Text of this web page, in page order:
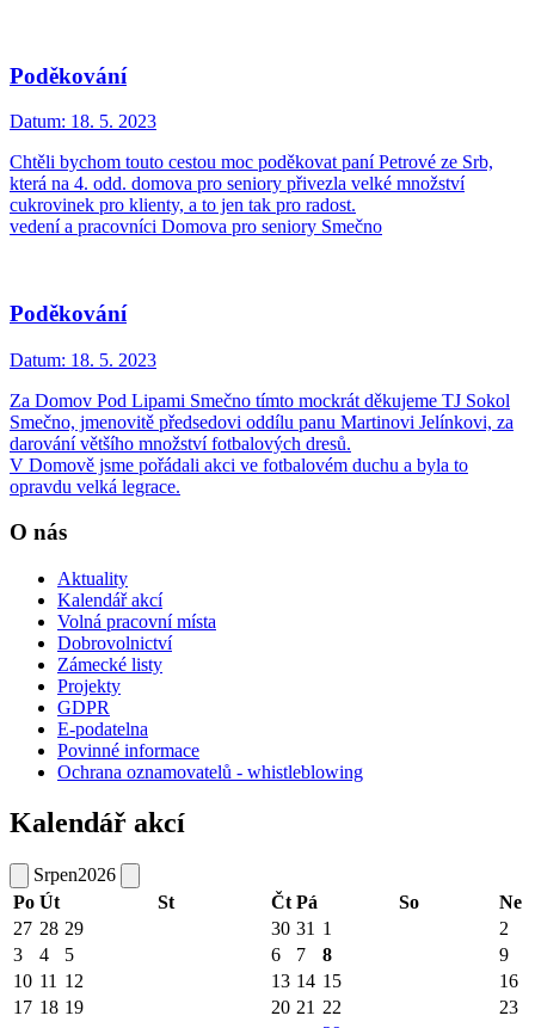
Poděkování
Datum: 18. 5. 2023
Chtěli bychom touto cestou moc poděkovat paní Petrové ze Srb,
která na 4. odd. domova pro seniory přivezla velké množství
cukrovinek pro klienty, a to jen tak pro radost.
vedení a pracovníci Domova pro seniory Smečno
Poděkování
Datum: 18. 5. 2023
Za Domov Pod Lipami Smečno tímto mockrát děkujeme TJ Sokol
Smečno, jmenovitě předsedovi oddílu panu Martinovi Jelínkovi, za
darování většího množství fotbalových dresů.
V Domově jsme pořádali akci ve fotbalovém duchu a byla to
opravdu velká legrace.
O nás
Aktuality
Kalendář akcí
Volná pracovní místa
Dobrovolnictví
Zámecké listy
Projekty
GDPR
E-podatelna
Povinné informace
Ochrana oznamovatelů - whistleblowing
Kalendář akcí
Srpen2026
Po Út St Čt Pá So
Ne
27 28 29 30 31 1
2
3
4 5 6 7 8
9
10 11 12 13 14 15
16
17 18 19 20 21 22
23